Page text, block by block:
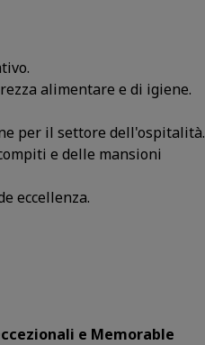
alimentare e di igiene.
per il settore dell'ospitalità.
e delle mansioni
eccellenza.
e Memorable